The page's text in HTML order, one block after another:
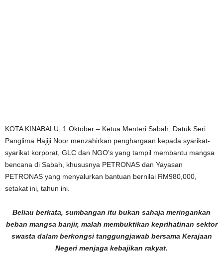
KOTA KINABALU, 1 Oktober – Ketua Menteri Sabah, Datuk Seri
Panglima Hajiji Noor menzahirkan penghargaan kepada syarikat-
syarikat korporat, GLC dan NGO’s yang tampil membantu mangsa
bencana di Sabah, khususnya PETRONAS dan Yayasan
PETRONAS yang menyalurkan bantuan bernilai RM980,000,
setakat ini, tahun ini.
Beliau berkata, sumbangan itu bukan sahaja meringankan
beban mangsa banjir, malah membuktikan keprihatinan sektor
swasta dalam berkongsi tanggungjawab bersama Kerajaan
Negeri menjaga kebajikan rakyat.